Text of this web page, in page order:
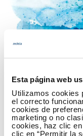
Esta página web
Utilizamos cookies
el correcto
cookies de
marketing o no
cookies, haz clic
clic en “Permitir la